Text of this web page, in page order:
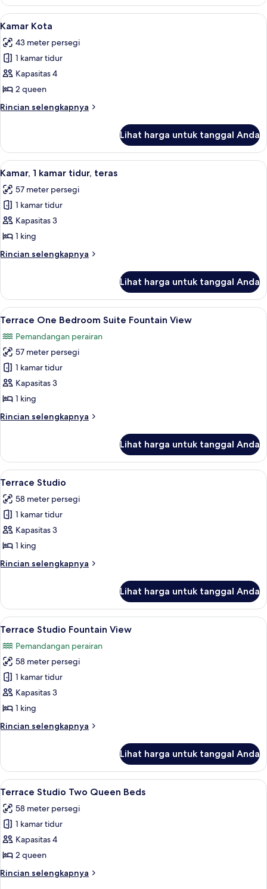
Lihat
semua
foto
untuk
Kamar
Kota
Seprai katun Mesir, seprai premium,
4
Kamar Kota
43 meter persegi
1 kamar tidur
Kapasitas 4
2 queen
Rincian selengkapnya
Rincian
Kamar
Kota
Lihat harga untuk tanggal Anda
Lihat
semua
foto
untuk
Kamar,
1
kamar
tidur,
Seprai katun Mesir, seprai premium,
9
Kamar, 1 kamar tidur, teras
57 meter persegi
1 kamar tidur
Kapasitas 3
1 king
Rincian selengkapnya
Rincian
Kamar,
kamar
teras
Lihat harga untuk tanggal Anda
Lihat
semua
foto
untuk
Terrace
One
Bedroom
Fountain
Terrace One Bedroom Suite
7
Terrace One Bedroom Suite Fountain View
Pemandangan perairan
57 meter persegi
1 kamar tidur
Kapasitas 3
1 king
Rincian selengkapnya
Rincian
Terrace
One
Bedroom
Fountain
View
Lihat harga untuk tanggal Anda
Lihat
semua
foto
untuk
Terrace
Studio
Seprai katun Mesir, seprai premium,
6
Terrace Studio
58 meter persegi
1 kamar tidur
Kapasitas 3
1 king
Rincian selengkapnya
Rincian
Terrace
Studio
Lihat harga untuk tanggal Anda
Lihat
semua
foto
untuk
Terrace
Studio
Fountain
Seprai katun Mesir, seprai premium,
5
Terrace Studio Fountain View
Pemandangan perairan
58 meter persegi
1 kamar tidur
Kapasitas 3
1 king
Rincian selengkapnya
Rincian
Terrace
Studio
Fountain
Lihat harga untuk tanggal Anda
Lihat
semua
foto
untuk
Terrace
Studio
Two
Queen
Seprai katun Mesir, seprai premium,
7
Terrace Studio Two Queen Beds
58 meter persegi
1 kamar tidur
Kapasitas 4
2 queen
Rincian selengkapnya
Rincian